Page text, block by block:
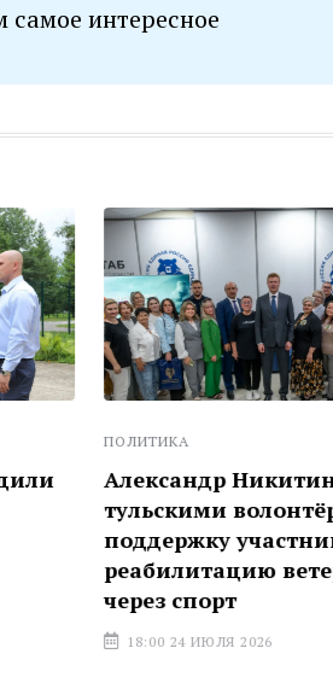
интересное
Александр Никитин
тульскими волонтёрами
поддержку участников СВО
реабилитацию ветеранов
через спорт
18:00 24 ИЮЛЯ 2026